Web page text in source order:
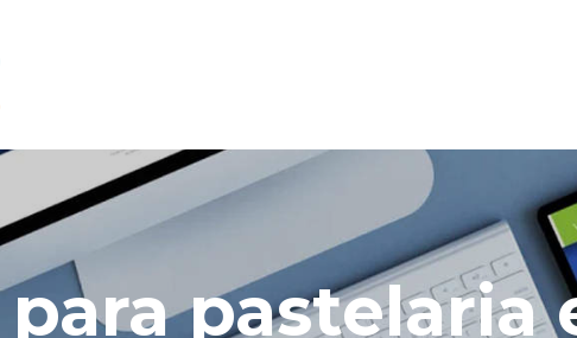
pastelaria